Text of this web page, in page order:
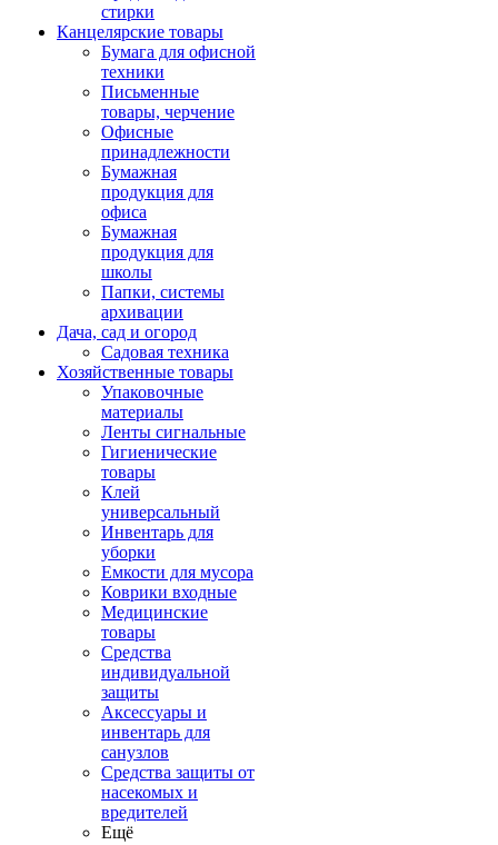
стирки
Канцелярские товары
Бумага для офисной
техники
Письменные
товары, черчение
Офисные
принадлежности
Бумажная
продукция для
офиса
Бумажная
продукция для
школы
Папки, системы
архивации
Дача, сад и огород
Садовая техника
Хозяйственные товары
Упаковочные
материалы
Ленты сигнальные
Гигиенические
товары
Клей
универсальный
Инвентарь для
уборки
Емкости для мусора
Коврики входные
Медицинские
товары
Средства
индивидуальной
защиты
Аксессуары и
инвентарь для
санузлов
Средства защиты от
насекомых и
вредителей
Ещё